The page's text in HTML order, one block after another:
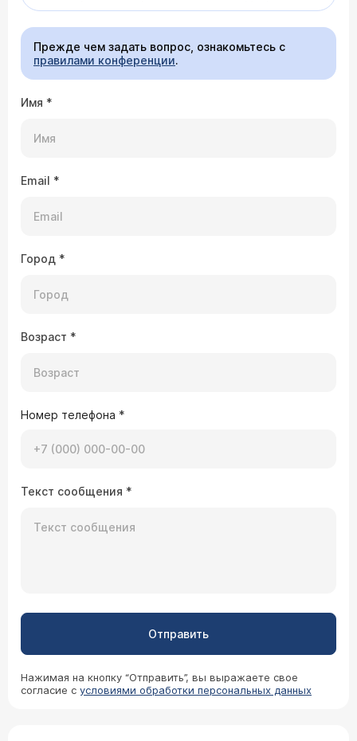
Прежде чем задать вопрос, ознакомьтесь с
правилами конференции.
Имя *
Email *
Город *
Возраст *
Номер телефона *
Текст сообщения *
Отправить
Нажимая на кнопку “Отправить”, вы выражаете свое
согласие с условиями обработки персональных данных